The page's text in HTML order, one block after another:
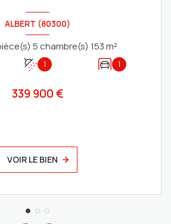
ALBERT (80300)
Maison 7 pièce(s) 5 chambre(s) 153 m²
1 1
339 900 €
VOIR LE BIEN